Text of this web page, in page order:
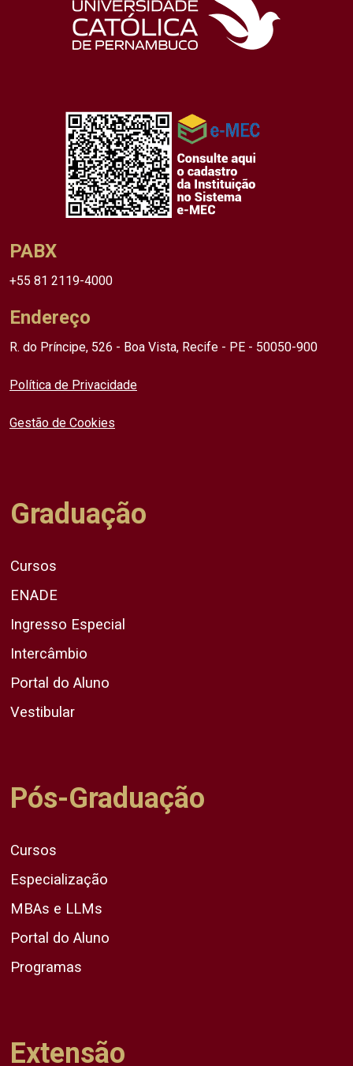
PABX
+55 81 2119-4000
Endereço
R. do Príncipe, 526 - Boa Vista, Recife - PE - 50050-900
Política de Privacidade
Gestão de Cookies
Graduação
Cursos
ENADE
Ingresso Especial
Intercâmbio
Portal do Aluno
Vestibular
Pós-Graduação
Cursos
Especialização
MBAs e LLMs
Portal do Aluno
Programas
Extensão